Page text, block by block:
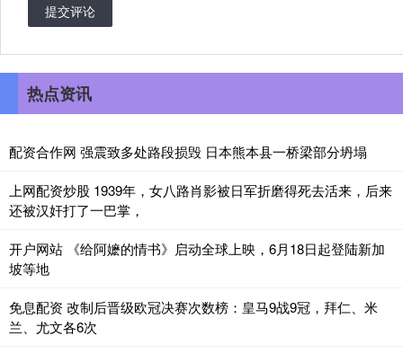
提交评论
热点资讯
配资合作网 强震致多处路段损毁 日本熊本县一桥梁部分坍塌
上网配资炒股 1939年，女八路肖影被日军折磨得死去活来，后来
还被汉奸打了一巴掌，
开户网站 《给阿嬷的情书》启动全球上映，6月18日起登陆新加
坡等地
免息配资 改制后晋级欧冠决赛次数榜：皇马9战9冠，拜仁、米
兰、尤文各6次